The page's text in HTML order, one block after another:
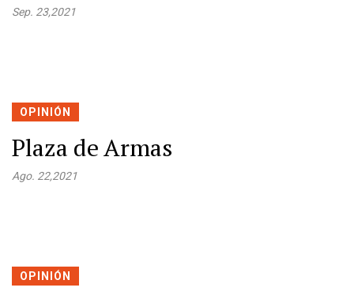
Sep. 23,2021
OPINIÓN
Plaza de Armas
Ago. 22,2021
OPINIÓN